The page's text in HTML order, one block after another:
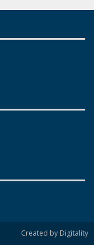
Created by Digitality